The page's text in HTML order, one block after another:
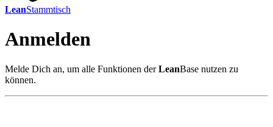
LeanStammtisch
Anmelden
Melde Dich an, um alle Funktionen derLeanBase nutzen zu
können.